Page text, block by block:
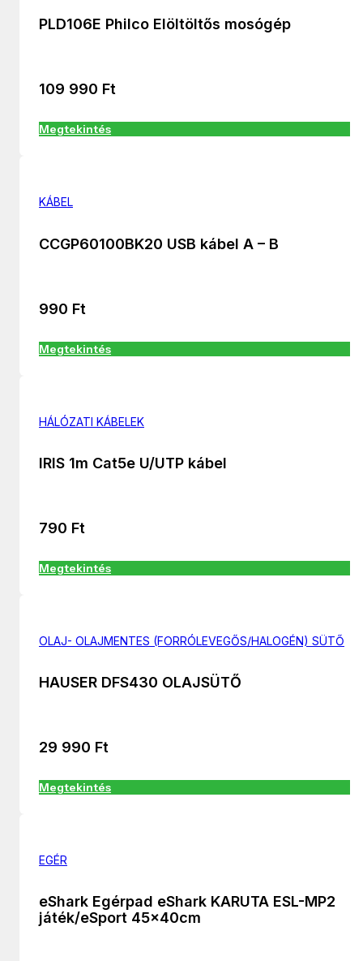
PLD106E Philco Elöltöltős mosógép
109 990 Ft
Megtekintés
KÁBEL
CCGP60100BK20 USB kábel A – B
990 Ft
Megtekintés
HÁLÓZATI KÁBELEK
IRIS 1m Cat5e U/UTP kábel
790 Ft
Megtekintés
OLAJ- OLAJMENTES (FORRÓLEVEGŐS/HALOGÉN) SÜTŐ
HAUSER DFS430 OLAJSÜTŐ
29 990 Ft
Megtekintés
EGÉR
eShark Egérpad eShark KARUTA ESL-MP2
játék/eSport 45x40cm